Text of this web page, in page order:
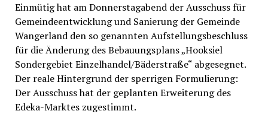
Einmütig hat am Donnerstagabend der Ausschuss für
Gemeindeentwicklung und Sanierung der Gemeinde
Wangerland den so genannten Aufstellungsbeschluss
für die Änderung des Bebauungsplans „Hooksiel
Sondergebiet Einzelhandel/Bäderstraße“ abgesegnet.
Der reale Hintergrund der sperrigen Formulierung:
Der Ausschuss hat der geplanten Erweiterung des
Edeka-Marktes zugestimmt.